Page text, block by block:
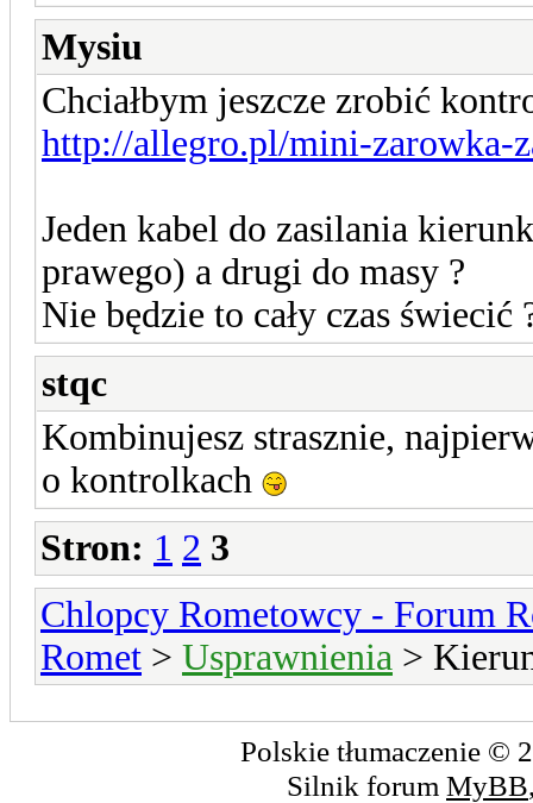
Mysiu
Chciałbym jeszcze zrobić
http://allegro.pl/mini-zarowka-
Jeden kabel do zasilania
prawego) a drugi do masy ?
Nie będzie to cały czas świecić
stqc
Kombinujesz strasznie,
o kontrolkach
Stron: 1 2 3
Chlopcy Rometowcy - Forum
Romet > Usprawnienia >
Polskie tłumaczenie ©
Silnik forum MyBB